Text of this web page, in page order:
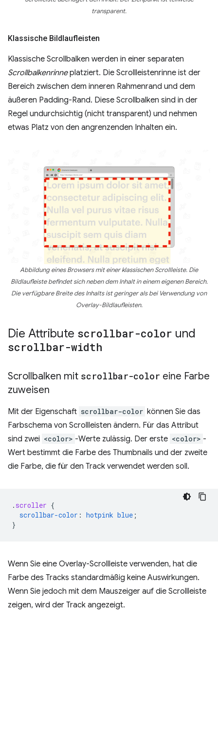
transparent.
Klassische Bildlaufleisten
Klassische Scrollbalken werden in einer separaten
Scrollbalkenrinneplatziert. Die Scrollleistenrinne ist der
Bereich zwischen dem inneren Rahmenrand und dem
äußeren Padding-Rand. Diese Scrollbalken sind in der
Regel undurchsichtig (nicht transparent) und nehmen
etwas Platz von den angrenzenden Inhalten ein.
Abbildung eines Browsers mit einer klassischen Scrollleiste. Die
Bildlaufleiste befindet sich neben dem Inhalt in einem eigenen Bereich.
Die verfügbare Breite des Inhalts ist geringer als bei Verwendung von
Overlay-Bildlaufleisten.
Die Attribute scrollbar-color und
scrollbar-width
Scrollbalken mit scrollbar-color eine Farbe
zuweisen
Mit der Eigenschaft scrollbar-color können Sie das
Farbschema von Scrollleisten ändern. Für das Attribut
sind zwei <color> -Werte zulässig. Der erste <color> -
Wert bestimmt die Farbe des Thumbnails und der zweite
die Farbe, die für den Track verwendet werden soll.
. scroller {
scrollbar-color : hotpink blue ;
}
Wenn Sie eine Overlay-Scrollleiste verwenden, hat die
Farbe des Tracks standardmäßig keine Auswirkungen.
Wenn Sie jedoch mit dem Mauszeiger auf die Scrollleiste
zeigen, wird der Track angezeigt.